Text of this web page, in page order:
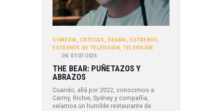
COMEDIA CRÍTICAS DRAMA ESTRENOS
ESTRENOS DE TELEVISIÓN TELEVISIÓN
ON 07/07/2026
THE BEAR: PUÑETAZOS Y
ABRAZOS
Cuando, allá por 2022, conocimos a
Carmy, Richie, Sydney y compañía,
veíamos un humilde restaurante de